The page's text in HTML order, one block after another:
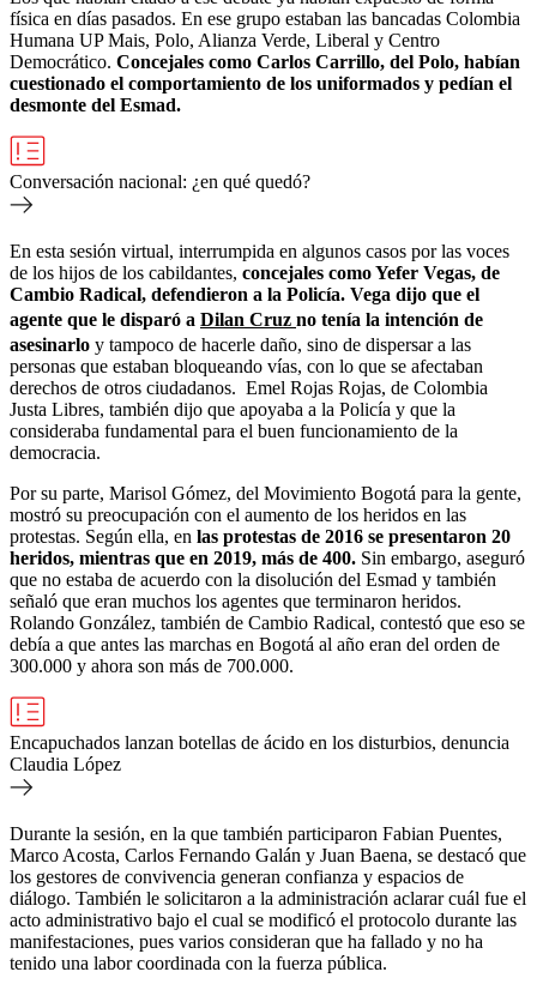
física en días pasados. En ese grupo estaban las bancadas Colombia
Humana UP Mais, Polo, Alianza Verde, Liberal y Centro
Democrático. Concejales como Carlos Carrillo, del Polo, habían
cuestionado el comportamiento de los uniformados y pedían el
desmonte del Esmad.
Conversación nacional: ¿en qué quedó?
En esta sesión virtual, interrumpida en algunos casos por las voces
de los hijos de los cabildantes, concejales como Yefer Vegas, de
Cambio Radical, defendieron a la Policía. Vega dijo que el
agente que le disparó a Dilan Cruz no tenía la intención de
asesinarlo y tampoco de hacerle daño, sino de dispersar a las
personas que estaban bloqueando vías, con lo que se afectaban
derechos de otros ciudadanos. Emel Rojas Rojas, de Colombia
Justa Libres, también dijo que apoyaba a la Policía y que la
consideraba fundamental para el buen funcionamiento de la
democracia.
Por su parte, Marisol Gómez, del Movimiento Bogotá para la gente,
mostró su preocupación con el aumento de los heridos en las
protestas. Según ella, en las protestas de 2016 se presentaron 20
heridos, mientras que en 2019, más de 400. Sin embargo, aseguró
que no estaba de acuerdo con la disolución del Esmad y también
señaló que eran muchos los agentes que terminaron heridos.
Rolando González, también de Cambio Radical, contestó que eso se
debía a que antes las marchas en Bogotá al año eran del orden de
300.000 y ahora son más de 700.000.
Encapuchados lanzan botellas de ácido en los disturbios, denuncia
Claudia López
Durante la sesión, en la que también participaron Fabian Puentes,
Marco Acosta, Carlos Fernando Galán y Juan Baena, se destacó que
los gestores de convivencia generan confianza y espacios de
diálogo. También le solicitaron a la administración aclarar cuál fue el
acto administrativo bajo el cual se modificó el protocolo durante las
manifestaciones, pues varios consideran que ha fallado y no ha
tenido una labor coordinada con la fuerza pública.